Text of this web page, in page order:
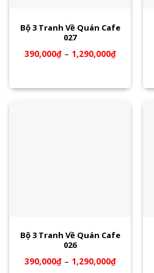
Bộ 3 Tranh Về Quán Cafe
027
390,000₫– 1,290,000₫
Bộ 3 Tranh Về Quán Cafe
026
390,000₫– 1,290,000₫